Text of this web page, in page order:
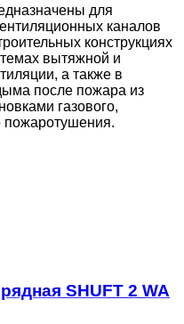
для
каналов
конструкциях
вытяжной и
а также в
после пожара из
газового,
пожаротушения.
SHUFT 2 WA